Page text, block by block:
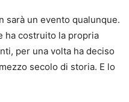
sarà un evento qualunque.
ha costruito la propria
per una volta ha deciso
secolo di storia. E lo